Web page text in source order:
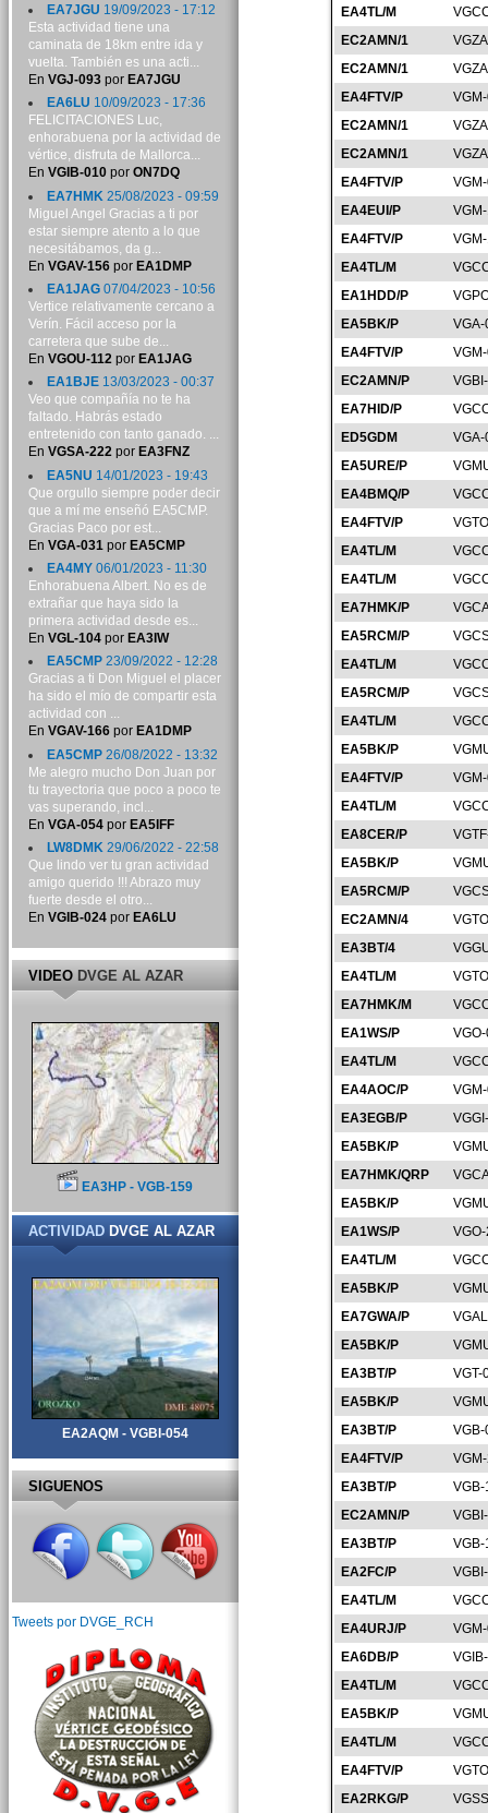
EA4TL/M
EC2AMN/1
EC2AMN/1
EA4FTV/P
EC2AMN/1
EC2AMN/1
EA4FTV/P
EA4EUI/P
EA4FTV/P
EA4TL/M
EA1HDD/P
EA5BK/P
EA4FTV/P
EC2AMN/P
EA7HID/P
ED5GDM
EA5URE/P
EA4BMQ/P
EA4FTV/P
EA4TL/M
EA4TL/M
EA7HMK/P
EA5RCM/P
EA4TL/M
EA5RCM/P
EA4TL/M
EA5BK/P
EA4FTV/P
EA4TL/M
EA8CER/P
EA5BK/P
EA5RCM/P
EC2AMN/4
EA3BT/4
EA4TL/M
EA7HMK/M
EA1WS/P
EA4TL/M
EA4AOC/P
EA3EGB/P
EA5BK/P
EA7HMK/QRP
EA5BK/P
EA1WS/P
EA4TL/M
EA5BK/P
EA7GWA/P
EA5BK/P
EA3BT/P
VGT-
EA5BK/P
EA3BT/P
EA4FTV/P
EA3BT/P
EC2AMN/P
EA3BT/P
EA2FC/P
EA4TL/M
EA4URJ/P
EA6DB/P
EA4TL/M
EA5BK/P
EA4TL/M
EA4FTV/P
EA2RKG/P
EA7JGU 19/09/2023 - 17:12
Esta actividad tiene una
caminata de 18km entre ida y
vuelta. También es una acti...
En VGJ-093por EA7JGU
EA6LU 10/09/2023 - 17:36
FELICITACIONES Luc,
enhorabuena por la actividad de
vértice, disfruta de Mallorca...
En VGIB-010por ON7DQ
EA7HMK 25/08/2023 - 09:59
Miguel Angel Gracias a ti por
estar siempre atento a lo que
necesitábamos, da g...
En VGAV-156por EA1DMP
EA1JAG07/04/2023 - 10:56
Vertice relativamente cercano a
Verín. Fácil acceso por la
carretera que sube de...
En VGOU-112por EA1JAG
EA1BJE13/03/2023 - 00:37
Veo que compañía no te ha
faltado. Habrás estado
entretenido con tanto ganado. ...
En VGSA-222por EA3FNZ
EA5NU 14/01/2023 - 19:43
Que orgullo siempre poder decir
que a mí me enseñó EA5CMP.
Gracias Paco por est...
En VGA-031 por EA5CMP
EA4MY06/01/2023 - 11:30
Enhorabuena Albert. No es de
extrañar que haya sido la
primera actividad desde es...
En VGL-104por EA3IW
EA5CMP23/09/2022 - 12:28
Gracias a ti Don Miguel el placer
ha sido el mío de compartir esta
actividad con ...
En VGAV-166por EA1DMP
EA5CMP26/08/2022 - 13:32
Me alegro mucho Don Juan por
tu trayectoria que poco a poco te
vas superando, incl...
En VGA-054por EA5IFF
LW8DMK29/06/2022 - 22:58
Que lindo ver tu gran actividad
amigo querido !!! Abrazo muy
fuerte desde el otro...
En VGIB-024por EA6LU
VIDEODVGE AL AZAR
EA3HP - VGB-159
ACTIVIDADDVGE AL AZAR
EA2AQM - VGBI-054
SIGUENOS
Tweets por DVGE_RCH